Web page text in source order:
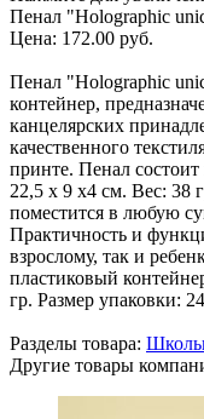
Пенал "Holographic
Цена: 172.00 руб.
Пенал "Holographic
контейнер,
канцелярских
качественного
принте. Пенал состоит
22,5 х 9 х4 см. Вес: 38
поместится в любую
Практичность и
взрослому, так и
пластиковый
гр. Размер упаковки:
Разделы товара:
Другие товары